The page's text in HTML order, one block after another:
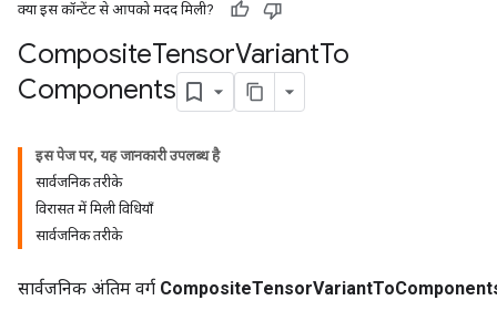
क्या इस कॉन्टेंट से आपको मदद मिली?
CompositeTensorVariantTo
Components
इस पेज पर, यह जानकारी उपलब्ध है
सार्वजनिक तरीके
विरासत में मिली विधियाँ
सार्वजनिक तरीके
सार्वजनिक अंतिम वर्ग